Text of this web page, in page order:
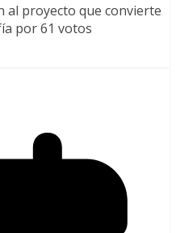
al proyecto que convierte
por 61 votos